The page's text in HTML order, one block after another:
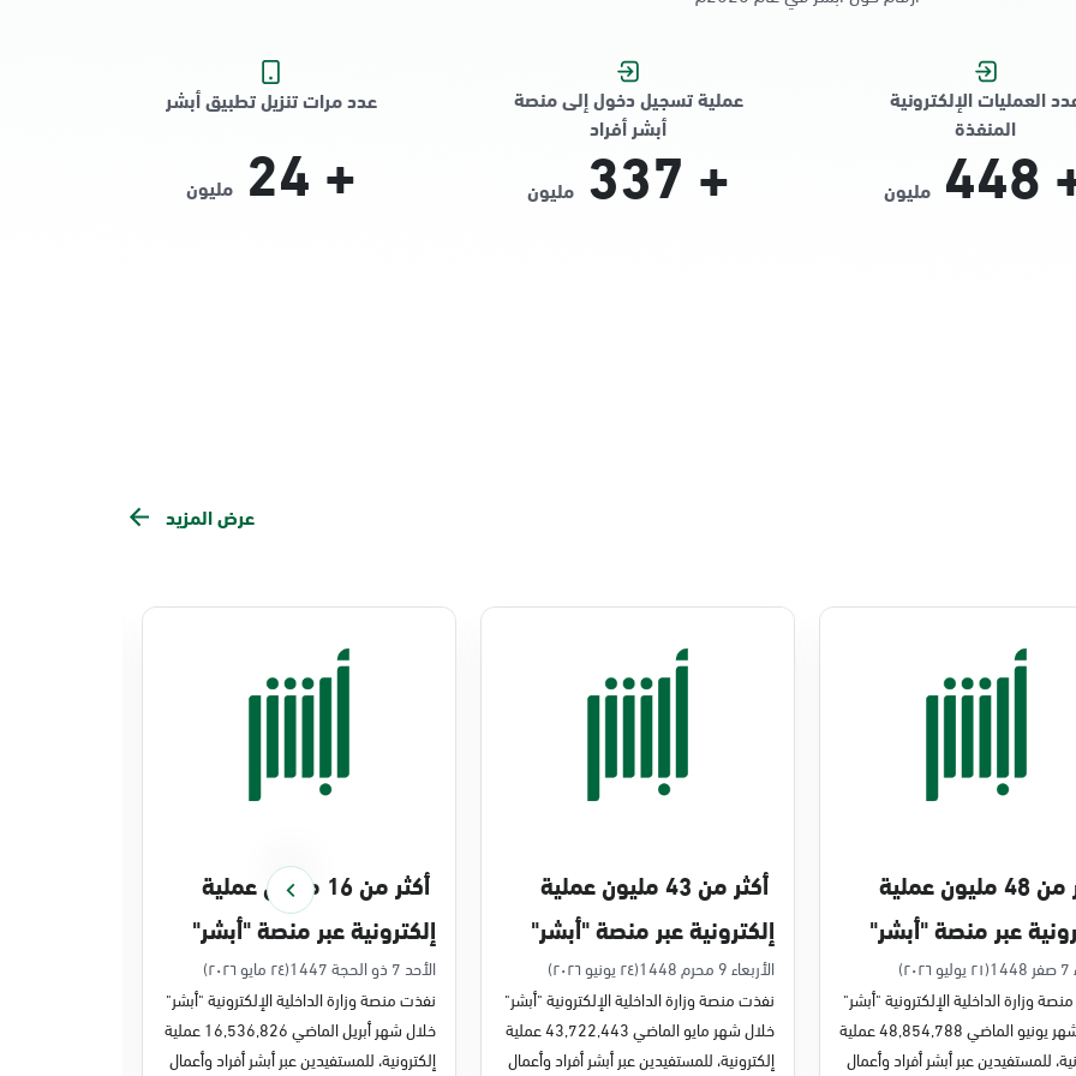
العمليات الإلكترونية
المنفذة
448 مليون
عملية تسجيل دخول إلى منصة
أبشر أفراد
+
337 مليون
عدد مرات تنزيل تطبيق أبشر
+
24 مليون
عرض المزيد
أكثر من 48 مليون عملية
عبر منصة "أبشر"
2026م
(٢١ يوليو ٢٠٢٦)
وزارة الداخلية الإلكترونية "أبشر"
خلال شهر يونيو الماضي 48,854,788 عملية
للمستفيدين عبر أبشر أفراد وأعمال
أكثر من 43 مليون عملية
إلكترونية عبر منصة "أبشر"
في مايو 2026م
الأربعاء 9 محرم 1448
(٢٤ يونيو ٢٠٢٦)
نفذت منصة وزارة الداخلية الإلكترونية "أبشر"
خلال شهر مايو الماضي 43,722,443 عملية
إلكترونية، للمستفيدين عبر أبشر أفراد وأعمال
أكثر من 16 مليون عملية
إلكترونية عبر منصة "أبشر"
في أبريل 2026م
الأحد 7 ذو الحجة 1447
(٢٤ مايو ٢٠٢٦)
نفذت منصة وزارة الداخلية الإلكترونية "أبشر"
خلال شهر أبريل الماضي 16,536,826 عملية
إلكترونية، للمستفيدين عبر أبشر أفراد وأعمال